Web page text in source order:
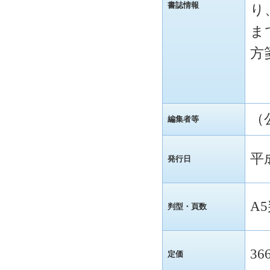
書誌情報
ま
方
編集者等
発行日 平
判型・頁数 A5
定価